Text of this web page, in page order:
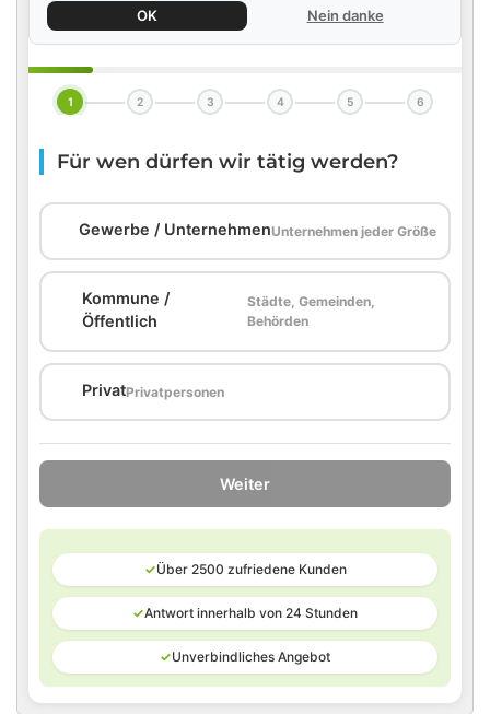
OK
Nein danke
1 2 3 4 5 6
Für wen dürfen wir tätig werden?
Gewerbe / UnternehmenUnternehmen jeder Größe
Kommune /
Öffentlich
Städte, Gemeinden,
Behörden
PrivatPrivatpersonen
Weiter
✓Über 2500 zufriedene Kunden
✓Antwort innerhalb von 24 Stunden
✓Unverbindliches Angebot